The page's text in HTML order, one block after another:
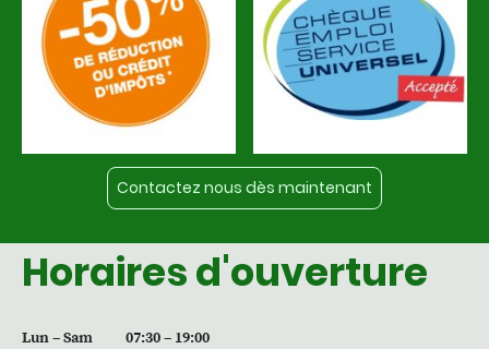
Contactez nous dès maintenant
Horaires d'ouverture
Lun – Sam
07:30 – 19:00